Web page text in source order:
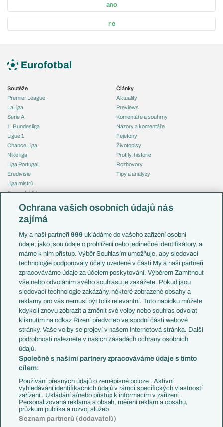
ano
ne
Soutěže
Premier League
LaLiga
Serie A
1. Bundesliga
Ligue 1
Chance Liga
Niké liga
Liga Portugal
Eredivisie
Liga mistrů
Evropská liga
Mistrovství světa
Liga národů
Témata
Představení týmů MS
EuroSkauting
PL v kostce
Evropské koeficienty
Přestupy
Přestupové spekulace
Zranění
Kluby
Arsenal FC
Chelsea FC
Manchester United
AC Milán
Juventus FC
Bayern Mnichov
FC Barcelona
Real Madrid
Články
Aktuality
Previews
Komentáře a souhrny
Názory a komentáře
Fejetony
Životopisy
Profily, historie
Rozhovory
Tipy a analýzy
Česko
Francie
Itálie
Německo
Španělsko
Argentina
Brazílie
Přestupy
Zápasy
Livescore
Tipovací soutěž
Ochrana vašich osobních údajů nás
zajímá
My a naši partneři999 ukládáme do vašeho zařízení osobní
údaje, jako jsou údaje o prohlížení nebo jedinečné identifikátory, a
máme k nim přístup. Výběr Souhlasím umožňuje, aby sledovací
technologie podporovaly účely uvedené v části My a naši partneři
zpracováváme údaje za účelem poskytování. Výběrem Zamítnout
vše nebo odvoláním svého souhlasu je zakážete. Pokud jsou
sledovací technologie zakázány, některé zobrazené obsahy a
reklamy pro vás nemusí být tolik relevantní. Tuto nabídku můžete
kdykoli znovu zobrazit a změnit své volby nebo souhlas odvolat
kliknutím na odkaz Řízení předvoleb ve spodní části webové
stránky. Vaše volby se projeví v našem Internetová stránka. Další
podrobnosti naleznete v našich Zásadách ochrany osobních
údajů.
Společně s našimi partnery zpracováváme údaje s tímto
cílem:
Používání přesných údajů o zeměpisné poloze . Aktivní
vyhledávání identifikačních údajů v rámci specifických vlastností
zařízení . Ukládání a/nebo přístup k informacím v zařízení .
Personalizovaná reklama a obsah, měření reklam a obsahu,
průzkum publika a rozvoj služeb .
Seznam partnerů (dodavatelů)